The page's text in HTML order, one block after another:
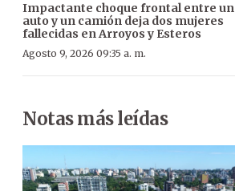
Impactante choque frontal entre un
auto y un camión deja dos mujeres
fallecidas en Arroyos y Esteros
Agosto 9, 2026 09:35 a. m.
Notas más leídas